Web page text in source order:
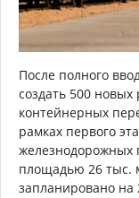
После полного
создать 500
контейнерных
рамках первого
железнодорожных
площадью 26 тыс.
запланировано на